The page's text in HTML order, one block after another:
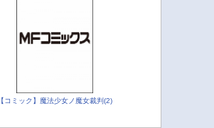
【コミック】魔法少女ノ魔女裁判(2)